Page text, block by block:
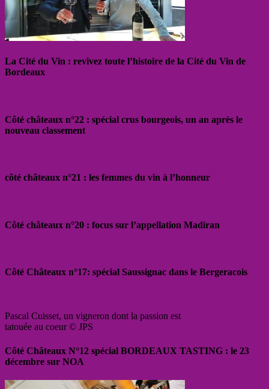
La Cité du Vin : revivez toute l’histoire de la Cité du Vin de
Bordeaux
Côté châteaux n°22 : spécial crus bourgeois, un an après le
nouveau classement
côté châteaux n°21 : les femmes du vin à l’honneur
Côté châteaux n°20 : focus sur l’appellation Madiran
Côté Châteaux n°17: spécial Saussignac dans le Bergeracois
Pascal Cuisset, un vigneron dont la passion est
tatouée au coeur © JPS
Côté Châteaux N°12 spécial BORDEAUX TASTING : le 23
décembre sur NOA